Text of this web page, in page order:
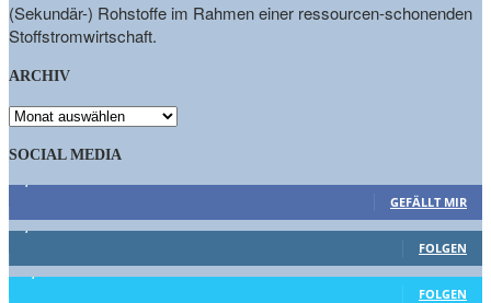
(Sekundär-) Rohstoffe im Rahmen einer ressourcen-schonenden
Stoffstromwirtschaft.
ARCHIV
ARCHIV
SOCIAL MEDIA
GEFÄLLT MIR
1,662 Follower
FOLGEN
15,658 Follower
FOLGEN